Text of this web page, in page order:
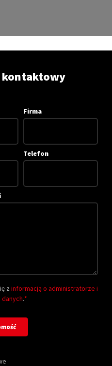
Firma
Telefon
z informacją o administratorze i
.*